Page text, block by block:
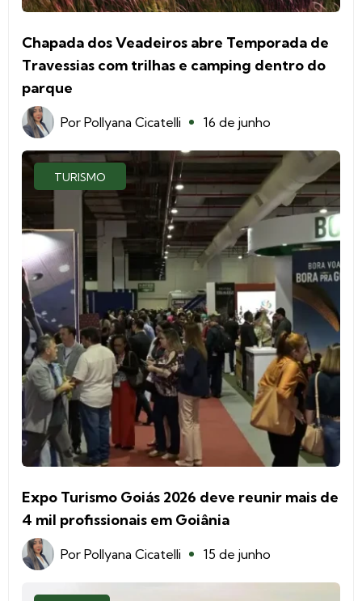
Chapada dos Veadeiros abre Temporada de
Travessias com trilhas e camping dentro do
parque
Por Pollyana Cicatelli 16 de junho
TURISMO
Expo Turismo Goiás 2026 deve reunir mais de
4 mil profissionais em Goiânia
Por Pollyana Cicatelli 15 de junho